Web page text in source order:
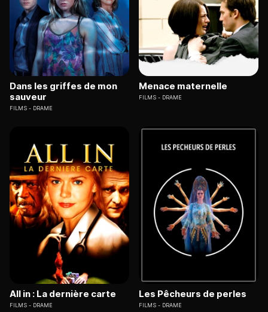
Dans les griffes de mon
sauveur
FILMS DRAME
Menace maternelle
FILMS DRAME
All in : La dernière carte
FILMS DRAME
Les Pêcheurs de perles
FILMS DRAME